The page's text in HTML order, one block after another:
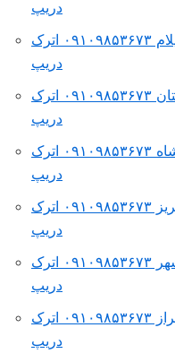
دریپ
لوله پلی اتیلن ۱۶۰ میلیمتری ایلام ۰۹۱۰۹۸۵۳۶۷۳ اترک
دریپ
لوله پلی اتیلن ۱۶۰ میلیمتری کردستان ۰۹۱۰۹۸۵۳۶۷۳ اترک
دریپ
لوله پلی اتیلن ۱۶۰ میلیمتری کرمانشاه ۰۹۱۰۹۸۵۳۶۷۳ اترک
دریپ
لوله پلی اتیلن ۱۶۰ میلیمتری تبریز ۰۹۱۰۹۸۵۳۶۷۳ اترک
دریپ
لوله پلی اتیلن ۱۶۰ میلیمتری بوشهر ۰۹۱۰۹۸۵۳۶۷۳ اترک
دریپ
لوله پلی اتیلن ۱۶۰ میلیمتری شیراز ۰۹۱۰۹۸۵۳۶۷۳ اترک
دریپ